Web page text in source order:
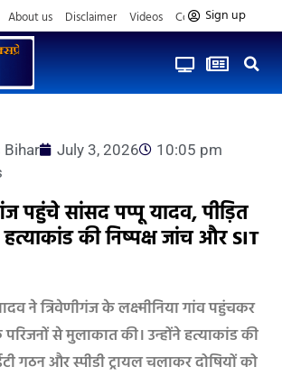
About us Disclaimer Videos Contact us
Sign up
Bihar July 3, 2026
10:05 pm
पहुंचे सांसद पप्पू यादव, पीड़ित
की निष्पक्ष जांच और SIT
ने त्रिवेणीगंज के लक्ष्मीनिया गांव पहुंचकर
से मुलाकात की। उन्होंने हत्याकांड की
गठन और स्पीडी ट्रायल चलाकर दोषियों को